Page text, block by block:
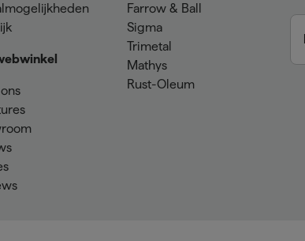
Farrow & Ball
Sigma
Trimetal
Mathys
Rust-Oleum